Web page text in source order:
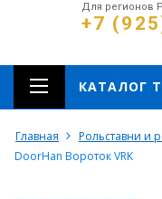
Для регионов
+7
КАТАЛОГ
Главная Рольставни и
DoorHan Вороток VRK